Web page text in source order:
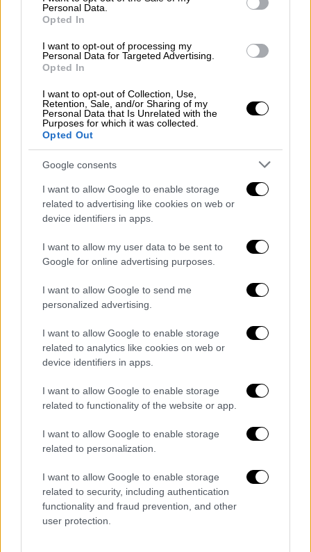
Personal Data.
Opted In
I want to opt-out of processing my
Personal Data for Targeted Advertising.
Opted In
I want to opt-out of Collection, Use,
Retention, Sale, and/or Sharing of my
Personal Data that Is Unrelated with the
Purposes for which it was collected.
Opted Out
Google consents
I want to allow Google to enable storage
related to advertising like cookies on web or
device identifiers in apps.
I want to allow my user data to be sent to
Google for online advertising purposes.
I want to allow Google to send me
personalized advertising.
I want to allow Google to enable storage
related to analytics like cookies on web or
device identifiers in apps.
I want to allow Google to enable storage
related to functionality of the website or app.
I want to allow Google to enable storage
related to personalization.
I want to allow Google to enable storage
related to security, including authentication
functionality and fraud prevention, and other
user protection.
Αυτή είναι η δεύτερη συναυλία που
αναβάλλεται στο Τέξας, καθώς είχε
προηγηθεί η αναβολή της εμφάνισής του στο
Σαν Αντόνιο την Τρίτη 22 Απριλίου. Αρχικά, ο
μάνατζέρ του, Michael Vrionis είχε αναφέρει
πως ο 77χρονος Σαντάνα
σε μία δήλωσή
του, σύμφωνα με το AP, ενώ λίγες ώρες
αργότερα επιβεβαίωσε το θετικό τεστ στην
Η περιοδεία, η οποία ξεκίνησε στις 16
Απριλίου στην Καλιφόρνια, αναμένεται να
συνεχιστεί την Παρασκευή στο Θάκερβιλ της
Οκλαχόμα και το Σάββατο στην Τούλσα. Οι
ακυρωμένες συναυλίες στο Τέξας θα
επαναπρογραμματιστούν το συντομότερο
δυνατό.
«Ευχαριστούμε για τις ευχές και το
σας δει όλους πολύ σύντομα. Σας
παρακαλούμε να κρατήσετε τα εισιτήριά
σας» αναφέρεται στην ανακοίνωση στο
Facebook.
Την επόμενη εβδομάδα, ο κορυφαίος